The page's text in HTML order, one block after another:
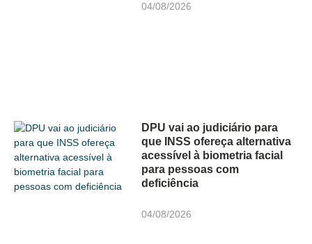
04/08/2026
DPU vai ao judiciário para
que INSS ofereça alternativa
acessível à biometria facial
para pessoas com
deficiência
04/08/2026